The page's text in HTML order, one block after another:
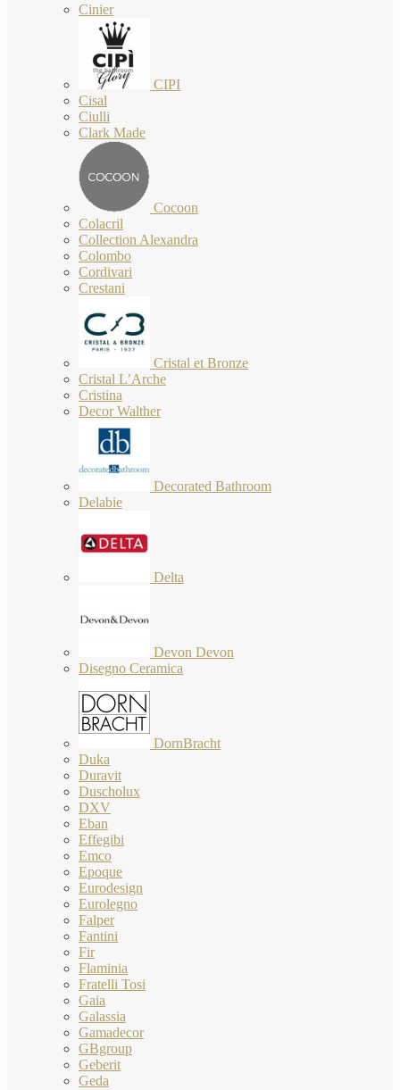
Cinier
CIPI
Cisal
Ciulli
Clark Made
Cocoon
Colacril
Collection Alexandra
Colombo
Cordivari
Crestani
Cristal et Bronze
Cristal L’Arche
Cristina
Decor Walther
Decorated Bathroom
Delabie
Delta
Devon Devon
Disegno Ceramica
DornBracht
Duka
Duravit
Duscholux
DXV
Eban
Effegibi
Emco
Epoque
Eurodesign
Eurolegno
Falper
Fantini
Fir
Flaminia
Fratelli Tosi
Gaia
Galassia
Gamadecor
GBgroup
Geberit
Geda